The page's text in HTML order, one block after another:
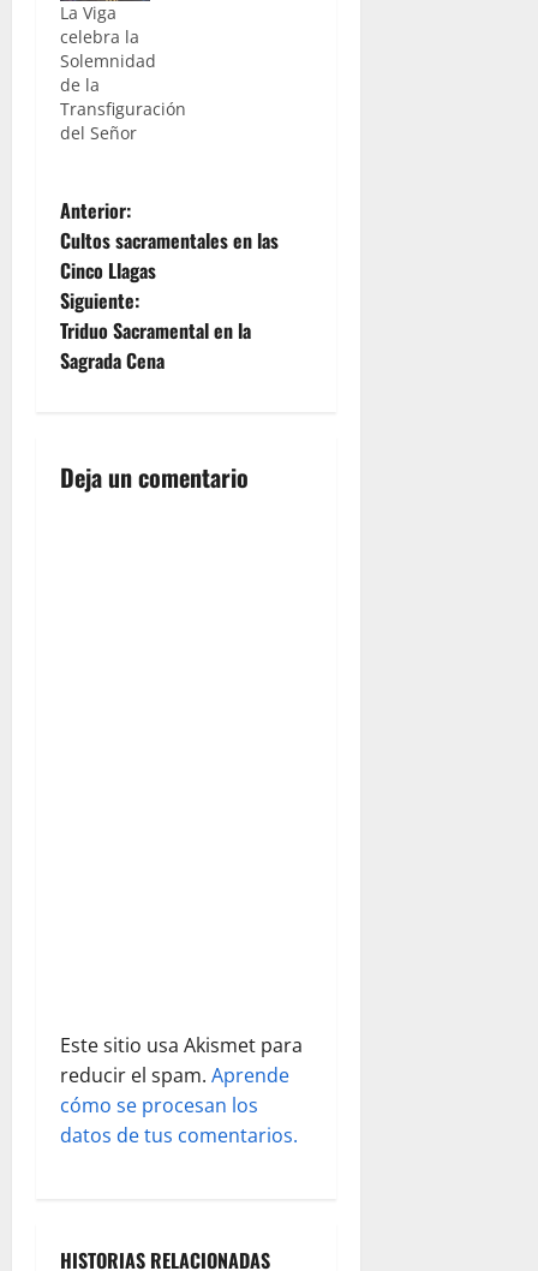
La Viga
celebra la
Solemnidad
de la
Transfiguración
del Señor
N
a
v
e
a
a
d
a
Anterior:
Cultos sacramentales en las
Cinco Llagas
Siguiente:
Triduo Sacramental en la
Sagrada Cena
Deja un comentario
Este sitio usa Akismet para
reducir el spam. Aprende
cómo se procesan los
datos de tus comentarios.
HISTORIAS RELACIONADAS